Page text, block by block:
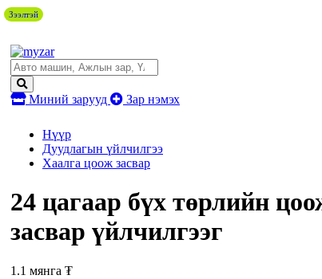
Миний зарууд Зар нэмэх
Нүүр
Дуудлагын үйлчилгээ
Хаалга цоож засвар
24 цагаар бүх төрлийн
засвар үйлчилгээг
1.1 мянга ₮
Зээлтэй